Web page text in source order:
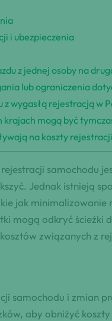
i ubezpieczenia
z jednej osoby na
lub ograniczenia
wygasłą rejestracją w
mogą być
na koszty
samochodu
Jednak istnieją
jak
mogą odkryć ścieżki
związanych z
samochodu i zmian
aby obniżyć